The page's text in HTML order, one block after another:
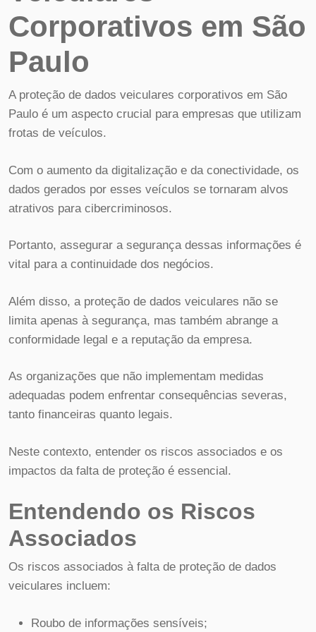
Corporativos em São
Paulo
A proteção de dados veiculares corporativos em São
Paulo é um aspecto crucial para empresas que utilizam
frotas de veículos.
Com o aumento da digitalização e da conectividade, os
dados gerados por esses veículos se tornaram alvos
atrativos para cibercriminosos.
Portanto, assegurar a segurança dessas informações é
vital para a continuidade dos negócios.
Além disso, a proteção de dados veiculares não se
limita apenas à segurança, mas também abrange a
conformidade legal e a reputação da empresa.
As organizações que não implementam medidas
adequadas podem enfrentar consequências severas,
tanto financeiras quanto legais.
Neste contexto, entender os riscos associados e os
impactos da falta de proteção é essencial.
Entendendo os Riscos
Associados
Os riscos associados à falta de proteção de dados
veiculares incluem:
Roubo de informações sensíveis;